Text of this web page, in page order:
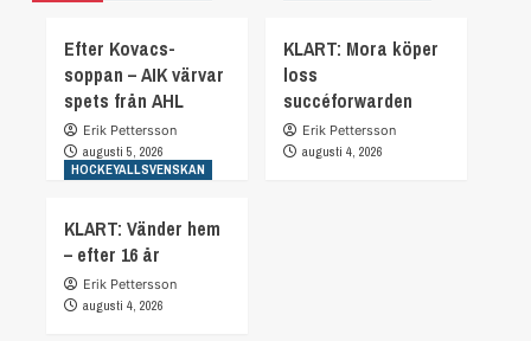
Efter Kovacs-
soppan – AIK värvar
spets från AHL
Erik Pettersson
augusti 5, 2026
KLART: Mora köper
loss
succéforwarden
Erik Pettersson
augusti 4, 2026
HOCKEYALLSVENSKAN
KLART: Vänder hem
– efter 16 år
Erik Pettersson
augusti 4, 2026